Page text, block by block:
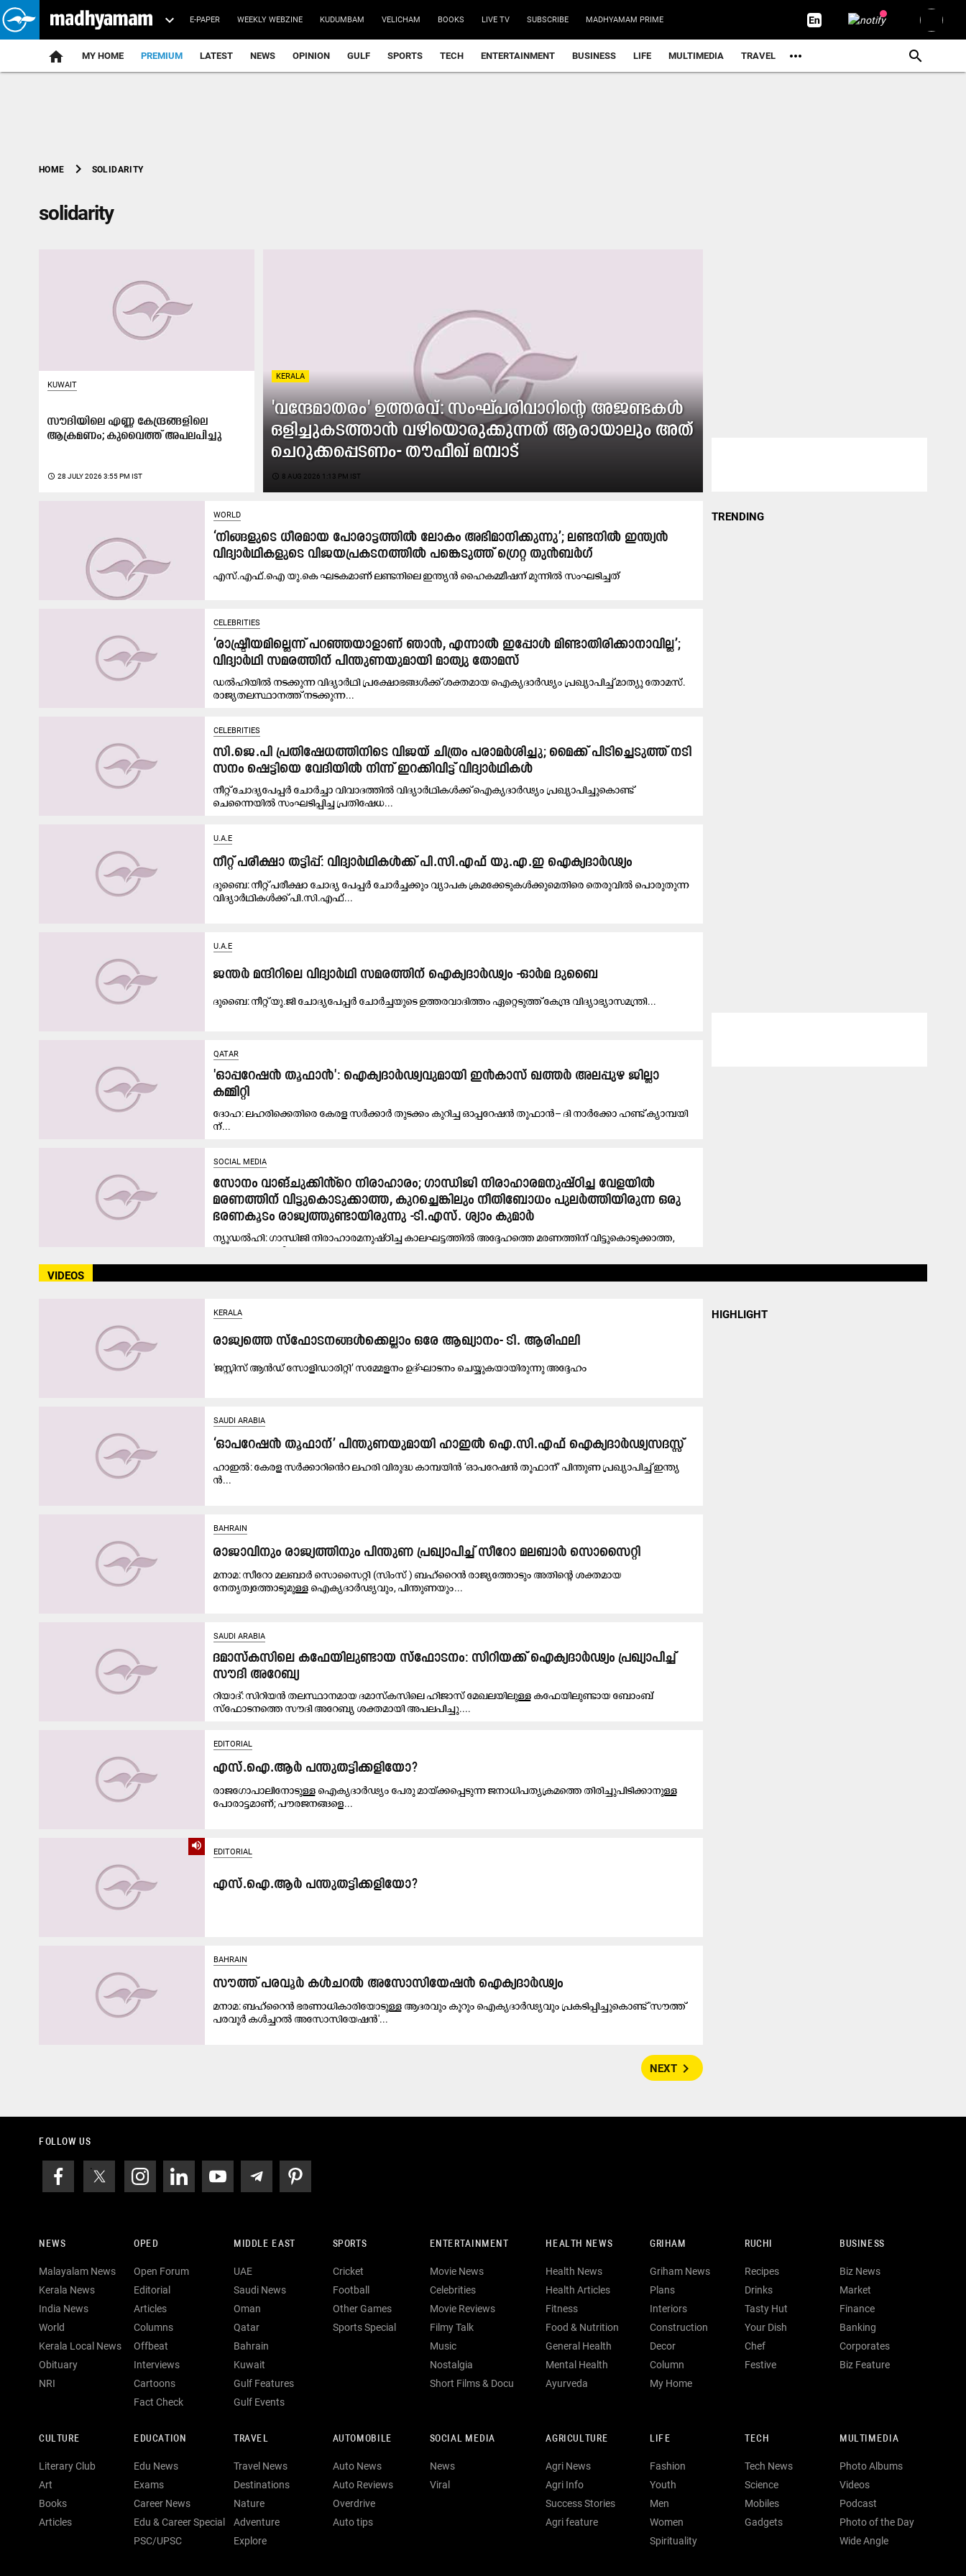
E-PAPER WEEKLY WEBZINE KUDUMBAM VELICHAM BOOKS LIVE TV SUBSCRIBE MADHYAMAM PRIME
home MY HOME PREMIUM LATEST NEWS OPINION GULF SPORTS TECH ENTERTAINMENT BUSINESS LIFE MULTIMEDIA TRAVEL
HOME chevron_right SOLIDARITY
solidarity
KERALA
'വന്ദേമാതരം' ഉത്തരവ്: സംഘ്പരിവാറിന്‍റെ അജണ്ടകൾ
ഒളിച്ചുകടത്താൻ വഴിയൊരുക്കുന്നത് ആരായാലും അത്
ചെറുക്കപ്പെടണം- തൗഫീഖ് മമ്പാട്
access_time 8 AUG 2026 1:13 PM IST
KUWAIT
സൗദിയിലെ എണ്ണ കേന്ദ്രങ്ങളിലെ
ആക്രമണം; കുവൈത്ത് അപലപിച്ചു
access_time 28 JULY 2026 3:55 PM IST
WORLD
‘നിങ്ങളുടെ ധീരമായ പോരാട്ടത്തിൽ ലോകം അഭിമാനിക്കുന്നു’; ലണ്ടനിൽ ഇന്ത്യൻ
വിദ്യാർഥികളുടെ വിജയപ്രകടനത്തിൽ പങ്കെടുത്ത് ഗ്രെറ്റ തുൻബർഗ്
എസ്‌.എഫ്.ഐ യു.കെ ഘടകമാണ് ലണ്ടനിലെ ഇന്ത്യൻ ഹൈകമ്മീഷന് മുന്നിൽ സംഘടിച്ചത്
CELEBRITIES
‘രാഷ്ട്രീയമില്ലെന്ന് പറഞ്ഞയാളാണ് ഞാൻ, എന്നാൽ ഇപ്പോൾ മിണ്ടാതിരിക്കാനാവില്ല’;
വിദ്യാർഥി സമരത്തിന് പിന്തുണയുമായി മാത്യു തോമസ്
ഡൽഹിയിൽ നടക്കുന്ന വിദ്യാർഥി പ്രക്ഷോഭങ്ങൾക്ക് ശക്തമായ ഐക്യദാർഢ്യം പ്രഖ്യാപിച്ച് മാത്യു തോമസ്.
രാജ്യതലസ്ഥാനത്ത് നടക്കുന്ന...
CELEBRITIES
സി.ജെ.പി പ്രതിഷേധത്തിനിടെ വിജയ് ചിത്രം പരാമർശിച്ചു; മൈക്ക് പിടിച്ചെടുത്ത് നടി
സനം ഷെട്ടിയെ വേദിയിൽ നിന്ന് ഇറക്കിവിട്ട് വിദ്യാർഥികൾ
നീറ്റ് ചോദ്യപേപ്പർ ചോർച്ചാ വിവാദത്തിൽ വിദ്യാർഥികൾക്ക് ഐക്യദാർഢ്യം പ്രഖ്യാപിച്ചുകൊണ്ട്
ചെന്നൈയിൽ സംഘടിപ്പിച്ച പ്രതിഷേധ...
U.A.E
നീറ്റ് പരീക്ഷാ തട്ടിപ്പ്: വിദ്യാർഥികൾക്ക് പി.സി.എഫ് യു.എ.ഇ ഐക്യദാർഢ്യം
ദുബൈ: നീറ്റ് പരീക്ഷാ ചോദ്യ പേപ്പർ ചോർച്ചക്കും വ്യാപക ക്രമക്കേടുകൾക്കുമെതിരെ തെരുവിൽ പൊരുതുന്ന
വിദ്യാർഥികൾക്ക് പി.സി.എഫ്...
U.A.E
ജന്തർ മന്ദിറിലെ വിദ്യാർഥി സമരത്തിന് ഐക്യദാർഢ്യം -ഓർമ ദുബൈ
ദുബൈ: നീറ്റ് യു.ജി ചോദ്യപേപ്പർ ചോർച്ചയുടെ ഉത്തരവാദിത്തം ഏറ്റെടുത്ത് കേന്ദ്ര വിദ്യാഭ്യാസമന്ത്രി...
QATAR
'ഓപ്പറേഷൻ തൂഫാൻ': ഐക്യദാർഢ്യവുമായി ഇൻകാസ് ഖത്തർ അലപ്പുഴ ജില്ലാ
കമ്മിറ്റി
ദോ​ഹ: ല​ഹ​രി​ക്കെ​തി​രെ കേ​ര​ള സ​ർ​ക്കാ​ർ തു​ട​ക്കം കു​റി​ച്ച ഓ​പ്പ​റേ​ഷ​ൻ തൂ​ഫാ​ൻ– ദി ​നാ​ർ​ക്കോ ഹ​ണ്ട് ക്യാ​മ്പ​യി​
ന്...
SOCIAL MEDIA
സോനം വാങ്‌ചുക്കിൻ്റെ നിരാഹാരം; ഗാന്ധിജി നിരാഹാരമനുഷ്ഠിച്ച വേളയിൽ
മരണത്തിന് വിട്ടുകൊടുക്കാത്ത, കുറച്ചെങ്കിലും നീതിബോധം പുലർത്തിയിരുന്ന ഒരു
ഭരണകൂടം രാജ്യത്തുണ്ടായിരുന്നു -ടി.എസ്. ശ്യാം കുമാർ
ന്യൂഡൽഹി: ഗാന്ധിജി നിരാഹാരമനുഷ്ഠിച്ച കാലഘട്ടത്തിൽ അദ്ദേഹത്തെ മരണത്തിന് വിട്ടുകൊടുക്കാത്ത,
കുറച്ചെങ്കിലും നീതിബോധം...
TRENDING
VIDEOS
KERALA
രാ​ജ്യ​ത്തെ സ്ഫോ​ട​ന​ങ്ങ​ൾ​ക്കെ​ല്ലാം ഒ​രേ ആ​ഖ്യാ​നം- ടി. ​ആ​രി​ഫ​ലി
'ജ​സ്റ്റി​സ് ആ​ൻ​ഡ്​ സോ​ളി​ഡാ​രി​റ്റി’ സ​മ്മേ​ള​നം ഉ​ദ്ഘാ​ട​നം ചെ​യ്യു​ക​യാ​യി​രു​ന്നു അ​ദ്ദേ​ഹം
SAUDI ARABIA
‘ഓ​പ​റേ​ഷ​ൻ തൂ​ഫാ​ന്’ പി​ന്തു​ണ​യു​മാ​യി ഹാ​ഇ​ൽ ഐ.​സി.​എ​ഫ് ഐ​ക്യ​ദാ​ർ​ഢ്യ​സ​ദ​സ്സ്
ഹാ​ഇ​ൽ: കേ​ര​ള സ​ർ​ക്കാ​റി​െൻറ ല​ഹ​രി വി​രു​ദ്ധ കാ​മ്പ​യി​ൻ ‘ഓ​പ​റേ​ഷ​ൻ തൂ​ഫാ​ന്’ പി​ന്തു​ണ പ്ര​ഖ്യാ​പി​ച്ച് ഇ​ന്ത്യ​
ൻ...
BAHRAIN
രാജാവിനും രാജ്യത്തിനും പിന്തുണ പ്രഖ്യാപിച്ച് സീറോ മലബാർ സൊസൈറ്റി
മനാമ: സീറോ മലബാർ സൊസൈറ്റി (സിംസ് ) ബഹ്റൈൻ രാജ്യത്തോടും അതിന്റെ ശക്തമായ
നേതൃത്വത്തോടുമുള്ള ഐക്യദാർഢ്യവും, പിന്തുണയും...
SAUDI ARABIA
ദമാസ്കസിലെ കഫേയിലുണ്ടായ സ്ഫോടനം: സിറിയക്ക് ഐക്യദാർഢ്യം പ്രഖ്യാപിച്ച്
സൗദി അറേബ്യ
റിയാദ്: സിറിയൻ തലസ്ഥാനമായ ദമാസ്കസിലെ ഹിജാസ് മേഖലയിലുള്ള കഫേയിലുണ്ടായ ബോംബ്
സ്ഫോടനത്തെ സൗദി അറേബ്യ ശക്തമായി അപലപിച്ചു....
EDITORIAL
എസ്.ഐ.ആർ പന്തുതട്ടിക്കളിയോ?
രാജഗോപാലിനോടുള്ള ഐക്യദാർഢ്യം പേരു മായ്ക്കപ്പെടുന്ന ജനാധിപത്യക്രമത്തെ തിരിച്ചുപിടിക്കാനുള്ള
പോരാട്ടമാണ്; പൗരജനങ്ങളെ...
volume_up
EDITORIAL
എസ്.ഐ.ആർ പന്തുതട്ടിക്കളിയോ?
BAHRAIN
സൗത്ത് പരവൂർ കൾചറൽ അസോസിയേഷൻ ഐക്യദാർഢ്യം
മനാമ: ബഹ്‌റൈൻ ഭരണാധികാരിയോടുള്ള ആദരവും കൂറും ഐക്യദാർഢ്യവും പ്രകടിപ്പിച്ചുകൊണ്ട് 'സൗത്ത്
പരവൂർ കൾച്ചറൽ അസോസിയേഷൻ'...
HIGHLIGHT
NEXT navigate_next
FOLLOW US
NEWS
Malayalam News
Kerala News
India News
World
Kerala Local News
Obituary
NRI
OPED
Open Forum
Editorial
Articles
Columns
Offbeat
Interviews
Cartoons
Fact Check
MIDDLE EAST
UAE
Saudi News
Oman
Qatar
Bahrain
Kuwait
Gulf Features
Gulf Events
SPORTS
Cricket
Football
Other Games
Sports Special
ENTERTAINMENT
Movie News
Celebrities
Movie Reviews
Filmy Talk
Music
Nostalgia
Short Films & Docu
HEALTH NEWS
Health News
Health Articles
Fitness
Food & Nutrition
General Health
Mental Health
Ayurveda
GRIHAM
Griham News
Plans
Interiors
Construction
Decor
Column
My Home
RUCHI
Recipes
Drinks
Tasty Hut
Your Dish
Chef
Festive
BUSINESS
Biz News
Market
Finance
Banking
Corporates
Biz Feature
CULTURE
Literary Club
Art
Books
Articles
EDUCATION
Edu News
Exams
Career News
Edu & Career Special
PSC/UPSC
TRAVEL
Travel News
Destinations
Nature
Adventure
Explore
AUTOMOBILE
Auto News
Auto Reviews
Overdrive
Auto tips
SOCIAL MEDIA
News
Viral
AGRICULTURE
Agri News
Agri Info
Success Stories
Agri feature
LIFE
Fashion
Youth
Men
Women
Spirituality
TECH
Tech News
Science
Mobiles
Gadgets
MULTIMEDIA
Photo Albums
Videos
Podcast
Photo of the Day
Wide Angle